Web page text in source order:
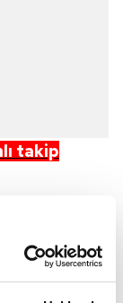
takip
ediliyor.
saat